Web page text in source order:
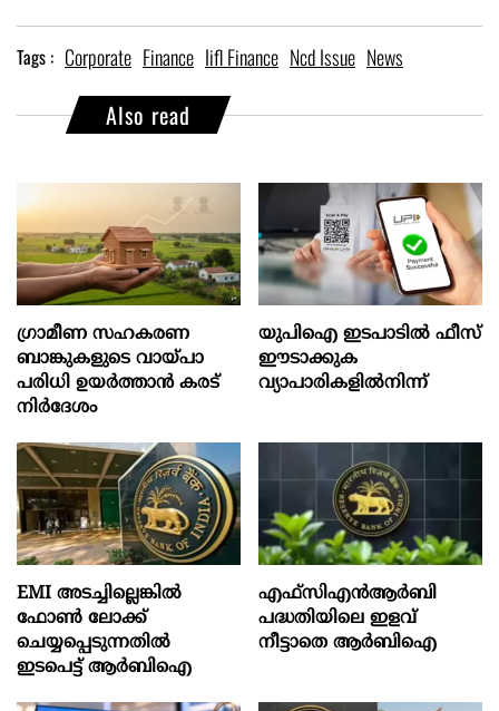
Tags : Corporate Finance Iifl Finance Ncd Issue News
Also read
ഗ്രാമീണ സഹകരണ
ബാങ്കുകളുടെ വായ്പാ
പരിധി ഉയർത്താൻ കരട്
നിർദേശം
യുപിഐ ഇടപാടിൽ ഫീസ്
ഈടാക്കുക
വ്യാപാരികളിൽനിന്ന്
EMI അടച്ചില്ലെങ്കിൽ
ഫോൺ ലോക്ക്
ചെയ്യപ്പെടുന്നതിൽ
ഇടപെട്ട് ആർബിഐ
എഫ്സിഎൻആർബി
പദ്ധതിയിലെ ഇളവ്
നീട്ടാതെ ആർബിഐ